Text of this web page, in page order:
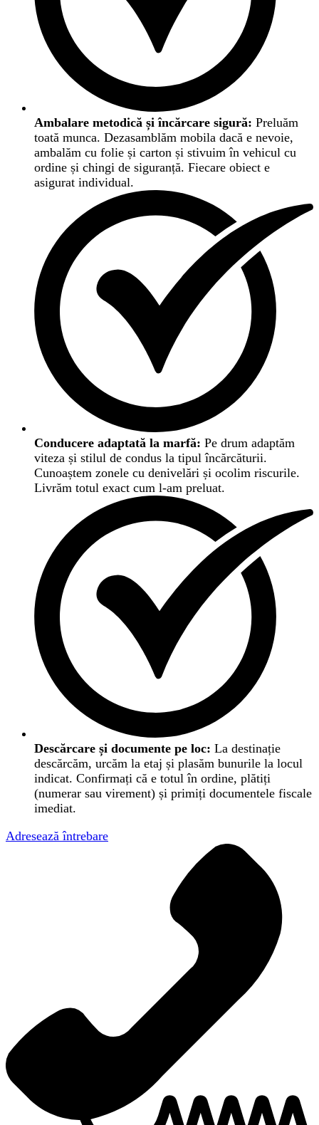
Ambalare metodică și încărcare sigură: Preluăm
toată munca. Dezasamblăm mobila dacă e nevoie,
ambalăm cu folie și carton și stivuim în vehicul cu
ordine și chingi de siguranță. Fiecare obiect e
asigurat individual.
Conducere adaptată la marfă: Pe drum adaptăm
viteza și stilul de condus la tipul încărcăturii.
Cunoaștem zonele cu denivelări și ocolim riscurile.
Livrăm totul exact cum l-am preluat.
Descărcare și documente pe loc: La destinație
descărcăm, urcăm la etaj și plasăm bunurile la locul
indicat. Confirmați că e totul în ordine, plătiți
(numerar sau virement) și primiți documentele fiscale
imediat.
Adresează întrebare